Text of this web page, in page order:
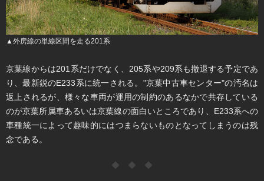
▲外房線の単線区間を走る201系
京葉線からは201系だけでなく、205系や209系も撤退する予定であ
り、最新鋭のE233系に統一される。"京葉中古車センター"の汚名は
返上されるが、様々な車両が運用の制約のあるなかで共存している
のが京葉所属車あるいは京葉線の面白いところであり、E233系への
車種統一によって趣味的にはつまらないものとなってしまうのは残
念である。
◆ ◆ ◆